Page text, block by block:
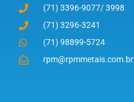
(71) 3396-9077/ 3998
(71) 3296-3241
(71) 98899-5724
rpm@rpmmetais.com.br